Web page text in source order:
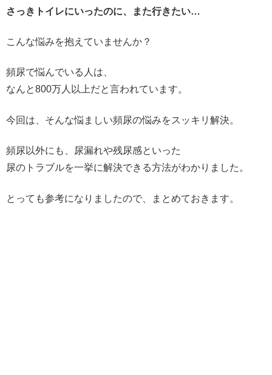
さっきトイレにいったのに、また行きたい…
こんな悩みを抱えていませんか？
頻尿で悩んでいる人は、
なんと800万人以上だと言われています。
今回は、そんな悩ましい頻尿の悩みをスッキリ解決。
頻尿以外にも、尿漏れや残尿感といった
尿のトラブルを一挙に解決できる方法がわかりました。
とっても参考になりましたので、まとめておきます。